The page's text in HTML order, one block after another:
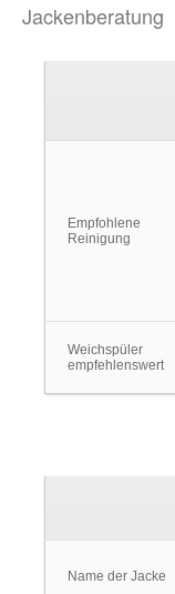
Jackenberatung
Empfohlene
Reinigung
Weichspüler
empfehlenswert
Name der Jacke